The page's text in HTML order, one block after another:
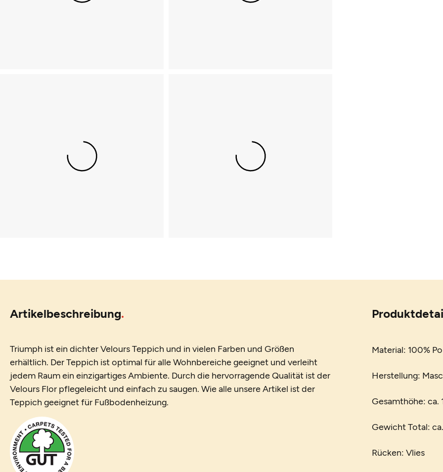
Artikelbeschreibung
Triumph ist ein dichter Velours Teppich und in vielen Farben und Größen
erhältlich. Der Teppich ist optimal für alle Wohnbereiche geeignet und verleiht
jedem Raum ein einzigartiges Ambiente. Durch die hervorragende Qualität ist der
Velours Flor pflegeleicht und einfach zu saugen. Wie alle unsere Artikel ist der
Teppich geeignet für Fußbodenheizung.
Material: 100%
Herstellung:
Gesamthöhe: ca.
Gewicht Total:
Rücken: Vlies